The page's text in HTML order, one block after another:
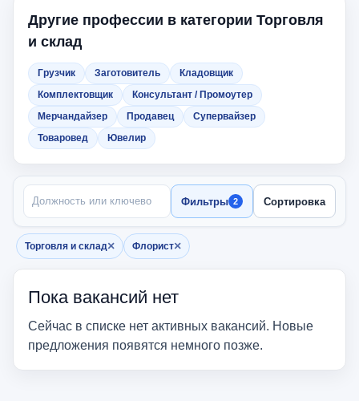
Другие профессии в категории Торговля
и склад
Грузчик Заготовитель
Кладовщик
Комплектовщик
Консультант / Промоутер
Мерчандайзер
Продавец
Супервайзер
Товаровед
Ювелир
ПОИСК ПО НАЗВАНИЮ
Фильтры 2 Сортировка
Торговля и склад×
Убрать фильтр
Флорист×
Убрать фильтр
Пока вакансий нет
Сейчас в списке нет активных вакансий. Новые
предложения появятся немного позже.